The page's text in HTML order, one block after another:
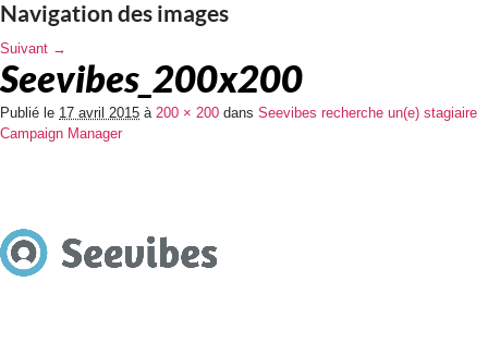
Navigation des images
Suivant →
Seevibes_200x200
Publié le 17 avril 2015 à 200 × 200 dans Seevibes recherche un(e) stagiaire
Campaign Manager